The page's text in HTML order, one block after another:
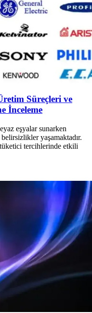
Süreçleri ve
İnceleme
eşyalar sunarken
yaşamaktadır.
tercihlerinde etkili